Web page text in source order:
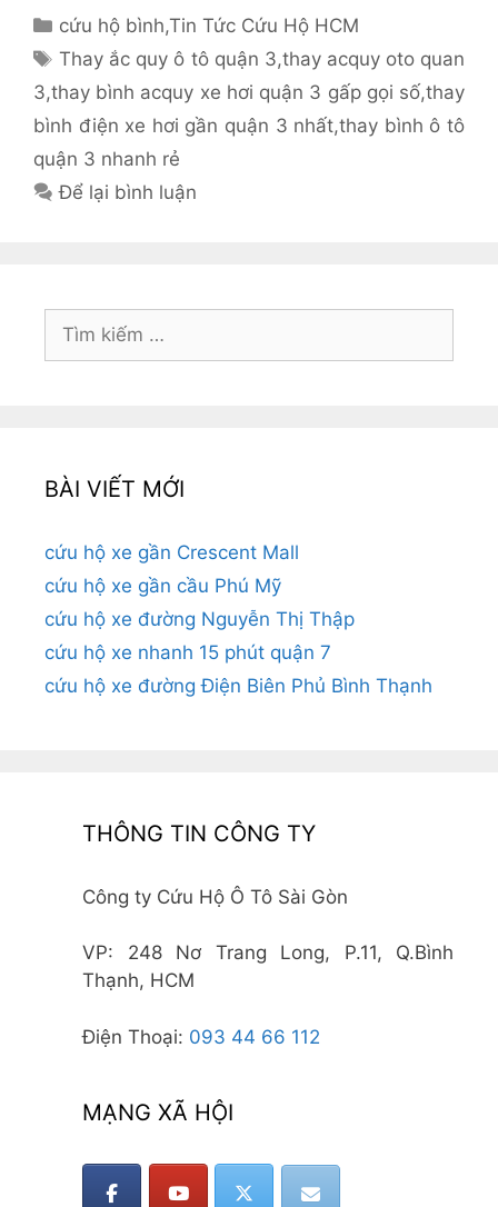
Danh
mục
cứu hộ bình,Tin Tức Cứu Hộ HCM
Thẻ
Thay ắc quy ô tô quận 3,thay acquy oto quan
3,thay bình acquy xe hơi quận 3 gấp gọi số,thay
bình điện xe hơi gần quận 3 nhất,thay bình ô tô
quận 3 nhanh rẻ
Để lại bình luận
Tìm
kiếm
BÀI VIẾT MỚI
cứu hộ xe gần Crescent Mall
cứu hộ xe gần cầu Phú Mỹ
cứu hộ xe đường Nguyễn Thị Thập
cứu hộ xe nhanh 15 phút quận 7
cứu hộ xe đường Điện Biên Phủ Bình Thạnh
THÔNG TIN CÔNG TY
Công ty Cứu Hộ Ô Tô Sài Gòn
VP: 248 Nơ Trang Long, P.11, Q.Bình
Thạnh, HCM
Điện Thoại: 093 44 66 112
MẠNG XÃ HỘI